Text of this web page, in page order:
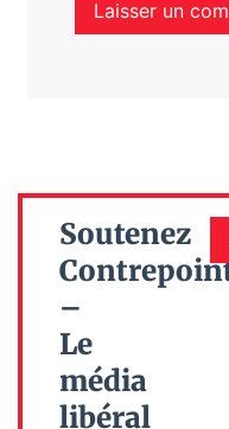
Soutenez
–
Le
média
libéral